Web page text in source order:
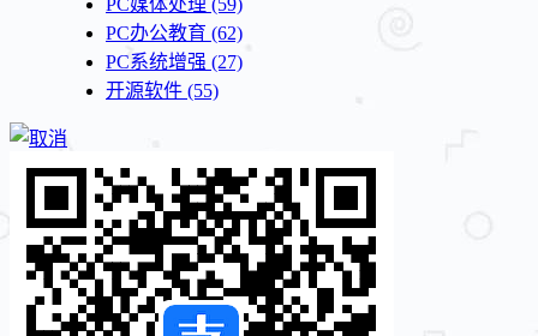
PC媒体处理 (59)
PC办公教育 (62)
PC系统增强 (27)
开源软件 (55)